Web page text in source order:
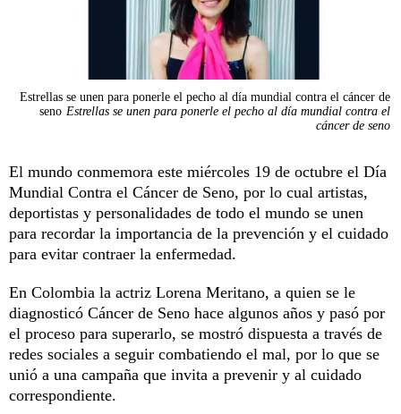
Estrellas se unen para ponerle el pecho al día mundial contra el cáncer de
seno Estrellas se unen para ponerle el pecho al día mundial contra el
cáncer de seno
El mundo conmemora este miércoles 19 de octubre el Día
Mundial Contra el Cáncer de Seno, por lo cual artistas,
deportistas y personalidades de todo el mundo se unen
para recordar la importancia de la prevención y el cuidado
para evitar contraer la enfermedad.
En Colombia la actriz Lorena Meritano, a quien se le
diagnosticó Cáncer de Seno hace algunos años y pasó por
el proceso para superarlo, se mostró dispuesta a través de
redes sociales a seguir combatiendo el mal, por lo que se
unió a una campaña que invita a prevenir y al cuidado
correspondiente.